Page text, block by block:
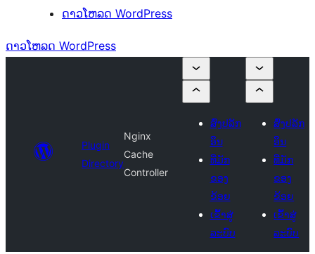
ດາວໂຫລດ WordPress
ດາວໂຫລດ WordPress
Plugin
Directory
Nginx
Cache
Controller
ສົ່ງປລັກ
ອິນ
ທີ່ມັກ
ຂອງ
ຂ້ອຍ
ເຂົ້າສູ່
ລະບົບ
ສົ່ງປລັກ
ອິນ
ທີ່ມັກ
ຂອງ
ຂ້ອຍ
ເຂົ້າສູ່
ລະບົບ